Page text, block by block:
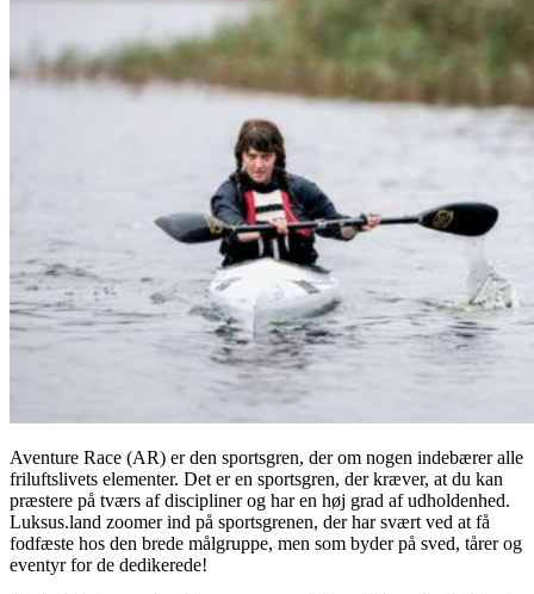
Aventure Race (AR) er den sportsgren, der om nogen indebærer alle
friluftslivets elementer. Det er en sportsgren, der kræver, at du kan
præstere på tværs af discipliner og har en høj grad af udholdenhed.
Luksus.land zoomer ind på sportsgrenen, der har svært ved at få
fodfæste hos den brede målgruppe, men som byder på sved, tårer og
eventyr for de dedikerede!